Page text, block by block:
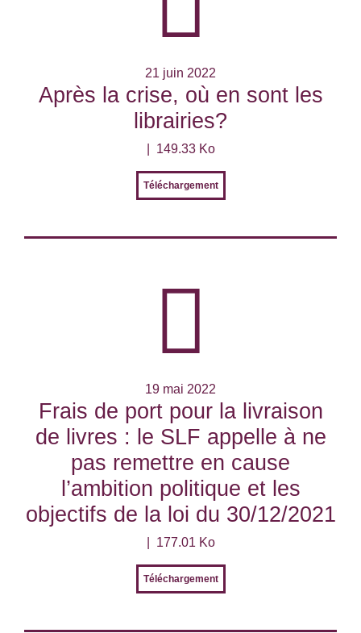
21 juin 2022
Après la crise, où en sont les
librairies?
149.33 Ko
Téléchargement
19 mai 2022
Frais de port pour la livraison
de livres : le SLF appelle à ne
pas remettre en cause
l’ambition politique et les
objectifs de la loi du 30/12/2021
177.01 Ko
Téléchargement